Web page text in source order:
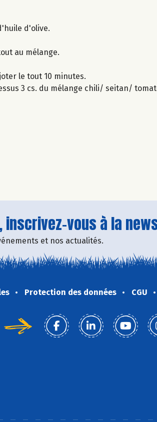
d'olive.
au mélange.
le tout 10 minutes.
3 cs. du mélange chili/ seitan/
inscrivez-vous à la
et nos actualités.
Protection des données CGU